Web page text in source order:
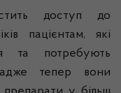
доступ до
пацієнтам, які
та потребують
адже тепер вони